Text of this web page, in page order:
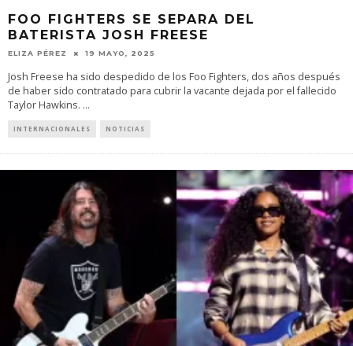
FOO FIGHTERS SE SEPARA DEL
BATERISTA JOSH FREESE
ELIZA PÉREZ 19 MAYO, 2025
Josh Freese ha sido despedido de los Foo Fighters, dos años después
de haber sido contratado para cubrir la vacante dejada por el fallecido
Taylor Hawkins. ...
INTERNACIONALES NOTICIAS